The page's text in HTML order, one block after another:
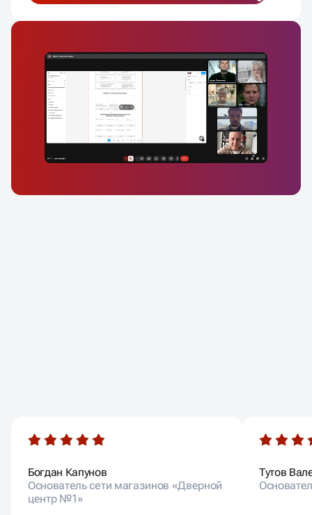
Богдан Капунов
Основатель сети магазинов «Дверной
центр №1»
Тутов